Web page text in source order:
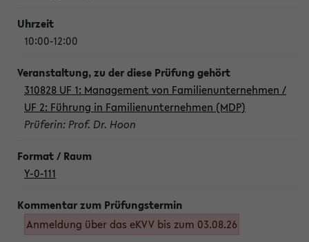
10:00-12:00
310828 UF 1: Management von Familienunternehmen /
UF 2: Führung in Familienunternehmen (MDP)
Prüferin: Prof. Dr. Hoon
Y-0-111
Anmeldung über das eKVV bis zum 03.08.26